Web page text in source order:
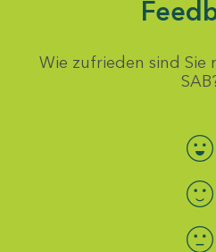
Wie zufrieden sind Sie